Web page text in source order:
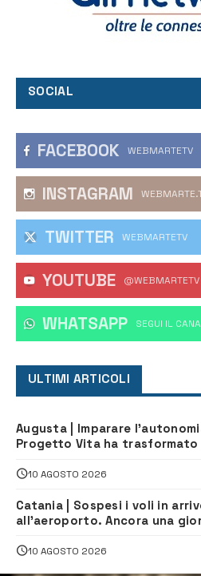
SOCIAL
FACEBOOK WEBMARTETV
INSTAGRAM
TWITTER WEBMARTETV
YOUTUBE @WEBMARTETV
WHATSAPP ‎SEGUI IL
ULTIMI ARTICOLI
Augusta | Imparare
Progetto Vita ha trasformato
indipendenza
10 AGOSTO 2026
Catania | Sospesi i voli in
all’aeroporto. Ancora una
10 AGOSTO 2026